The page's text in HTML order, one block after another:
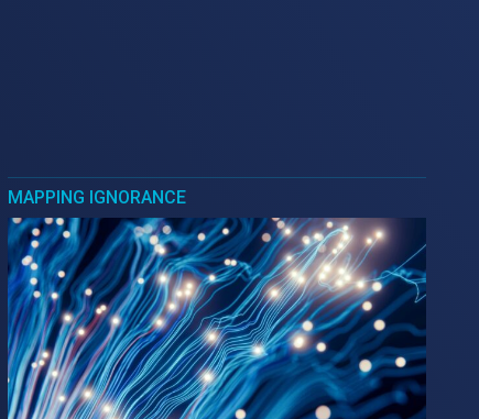
MAPPING IGNORANCE